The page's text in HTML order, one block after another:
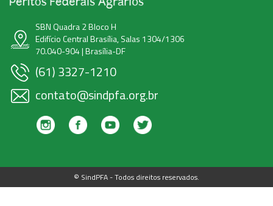
SBN Quadra 2 Bloco H
Edifício Central Brasília, Salas 1304/1306
70.040-904 | Brasília-DF
(61) 3327-1210
contato@sindpfa.org.br
© SindPFA - Todos direitos reservados.